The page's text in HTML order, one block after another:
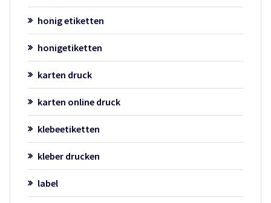
honig etiketten
honigetiketten
karten druck
karten online druck
klebeetiketten
kleber drucken
label